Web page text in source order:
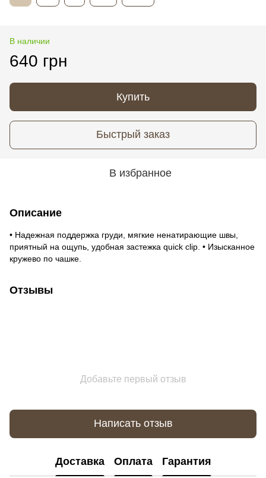
В наличии
640 грн
Купить
Быстрый заказ
В избранное
Описание
• Надежная поддержка груди, мягкие ненатирающие швы,
приятный на ощупь, удобная застежка quick clip. • Изысканное
кружево по чашке.
Отзывы
Добавьте первый отзыв
Написать отзыв
Доставка Оплата Гарантия